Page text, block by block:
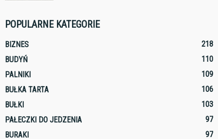
POPULARNE KATEGORIE
BIZNES
218
BUDYŃ
110
PALNIKI
109
BUŁKA TARTA
106
BUŁKI
103
PAŁECZKI DO JEDZENIA
97
BURAKI
97